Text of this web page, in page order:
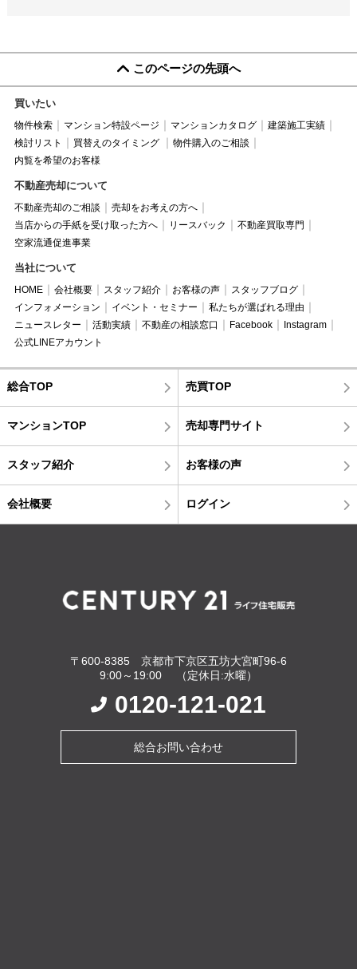
このページの先頭へ
買いたい
物件検索 マンション特設ページ マンションカタログ
建築施工実績
検討リスト
買替えのタイミング
物件購入のご相談
内覧を希望のお客様
不動産売却について
不動産売却のご相談
売却をお考えの方へ
当店からの手紙を受け取った方へ
リースバック
不動産買取専門
空家流通促進事業
当社について
HOME 会社概要 スタッフ紹介 お客様の声
スタッフブログ
インフォメーション
イベント・セミナー
私たちが選ばれる理由
ニュースレター
活動実績 不動産の相談窓口 Facebook
Instagram
公式LINEアカウント
総合TOP 売買TOP
マンションTOP 売却専門サイト
スタッフ紹介 お客様の声
会社概要 ログイン
〒600-8385 京都市下京区五坊大宮町96-6
9:00～19:00 （定休日:水曜）
0120-121-021
総合お問い合わせ